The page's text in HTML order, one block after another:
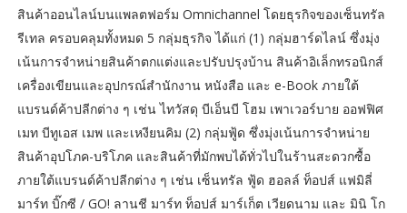
สินค้าออนไลน์บนแพลตฟอร์ม Omnichannel โดยธุรกิจของเซ็นทรัล
รีเทล ครอบคลุมทั้งหมด 5 กลุ่มธุรกิจ ได้แก่ (1) กลุ่มฮาร์ดไลน์ ซึ่งมุ่ง
เน้นการจำหน่ายสินค้าตกแต่งและปรับปรุงบ้าน สินค้าอิเล็กทรอนิกส์
เครื่องเขียนและอุปกรณ์สำนักงาน หนังสือ และ e-Book ภายใต้
แบรนด์ค้าปลีกต่าง ๆ เช่น ไทวัสดุ บีเอ็นบี โฮม เพาเวอร์บาย ออฟฟิศ
เมท บีทูเอส เมพ และเหงียนคิม (2) กลุ่มฟู้ด ซึ่งมุ่งเน้นการจำหน่าย
สินค้าอุปโภค-บริโภค และสินค้าที่มักพบได้ทั่วไปในร้านสะดวกซื้อ
ภายใต้แบรนด์ค้าปลีกต่าง ๆ เช่น เซ็นทรัล ฟู้ด ฮอลล์ ท็อปส์ แฟมิลี่
มาร์ท บิ๊กซี / GO! ลานชี มาร์ท ท็อปส์ มาร์เก็ต เวียดนาม และ มินิ โก